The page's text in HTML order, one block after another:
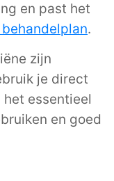
en past het
.
zijn
je direct
essentieel
en goed